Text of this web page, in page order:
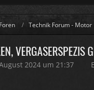
Foren Technik Forum - Motor
VERGASERSPEZIS
2024 um 21:37